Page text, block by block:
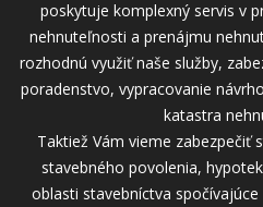
poskytuje komplexný servis v
nehnuteľnosti a prenájmu
rozhodnú využiť naše služby,
poradenstvo, vypracovanie
katastra
Taktiež Vám vieme zabezpečiť
stavebného povolenia,
oblasti stavebníctva